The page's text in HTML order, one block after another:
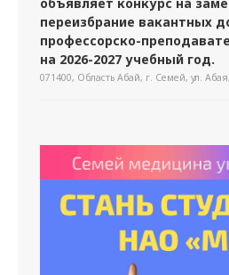
переизбрание вакантных
профессорско-
на 2026-2027 учебный год.
071400, Область Абай, г. Семей, ул.